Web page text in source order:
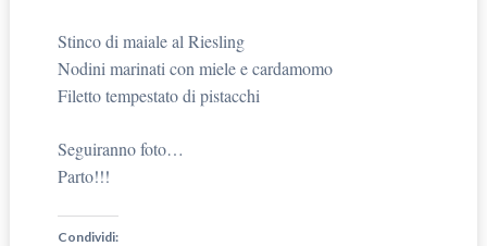
Stinco di maiale al Riesling
Nodini marinati con miele e cardamomo
Filetto tempestato di pistacchi
Seguiranno foto…
Parto!!!
Condividi: